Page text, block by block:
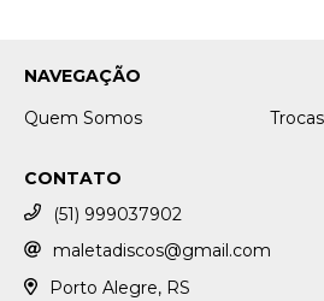
NAVEGAÇÃO
Quem Somos
CONTATO
(51) 999037902
maletadiscos@gmail.com
Porto Alegre, RS